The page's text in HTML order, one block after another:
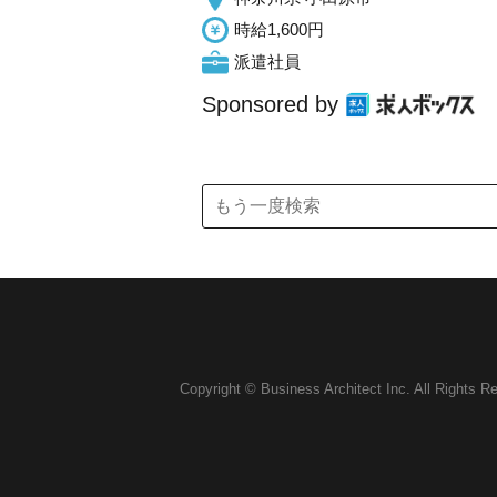
時給1,600円
派遣社員
Sponsored by
Copyright © Business Architect Inc. All Rights